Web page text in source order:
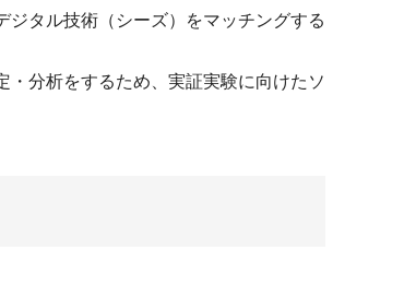
タル技術（シーズ）をマッチングする
分析をするため、実証実験に向けたソ